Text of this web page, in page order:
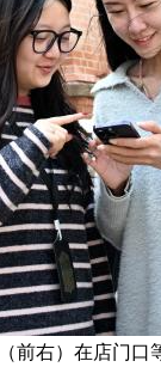
前右）在店门